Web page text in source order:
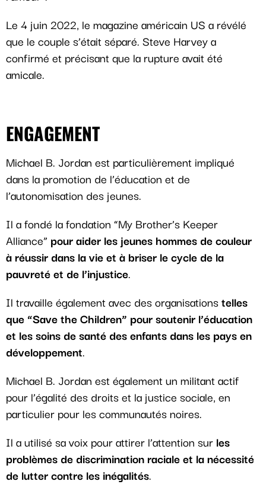
Le 4 juin 2022, le magazine américain US a révélé
que le couple s’était séparé. Steve Harvey a
confirmé et précisant que la rupture avait été
amicale.
ENGAGEMENT
Michael B. Jordan est particulièrement impliqué
dans la promotion de l’éducation et de
l’autonomisation des jeunes.
Il a fondé la fondation “My Brother’s Keeper
Alliance” pour aider les jeunes hommes de couleur
à réussir dans la vie et à briser le cycle de la
pauvreté et de l’injustice.
Il travaille également avec des organisationstelles
que “Save the Children” pour soutenir l’éducation
et les soins de santé des enfants dans les pays en
développement.
Michael B. Jordan est également un militant actif
pour l’égalité des droits et la justice sociale, en
particulier pour les communautés noires.
Il a utilisé sa voix pour attirer l’attention sur les
problèmes de discrimination raciale et la nécessité
de lutter contre les inégalités.